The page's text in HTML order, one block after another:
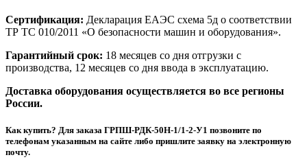
Сертификация: Декларация ЕАЭС схема 5д о соответствии
ТР ТС 010/2011 «О безопасности машин и оборудования».
Гарантийный срок: 18 месяцев со дня отгрузки с
производства, 12 месяцев со дня ввода в эксплуатацию.
Доставка оборудования осуществляется во все регионы
России.
Как купить? Для заказа ГРПШ-РДК-50Н-1/1-2-У1 позвоните по
телефонам указанным на сайте либо пришлите заявку на электронную
почту.